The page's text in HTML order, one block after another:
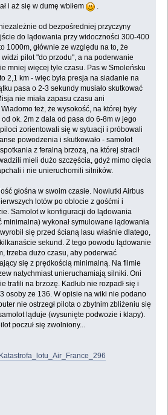
i aż się w dumę wbiłem .
od bezpośredniej przyczyny
do lądowania przy widoczności 300-400
1000m, głównie ze względu na to, że
pilot "do przodu", a na poderwanie
mniej więcej tyle czasu. Pas w Smoleńsku
2,1 km - więc była presja na siadanie na
pasa o 2-3 sekundy musiało skutkować
nie miała zapasu czasu ani
też, że wysokość, na której były
ok. 2m z dala od pasa do 6-8m w jego
zorientowali się w sytuacji i próbowali
powodzenia i skutkowało - samolot
z feralną brzozą, na której stracił
mieli dużo szczęścia, gdyż mimo cięcia
i nie unieruchomili silników.
głośna w swoim czasie. Nowiutki Airbus
lotów po oblocie z gośćmi i
Samolot w konfiguracji do lądowania
minimalna) wykonał symulowane lądowania
się przed ścianą lasu właśnie dlatego,
sekund. Z tego powodu lądowanie
trzeba dużo czasu, aby poderwać
się z prędkością minimalną. Na filmie
natychmiast unieruchamiają silniki. Oni
trafili na brzozę. Kadłub nie rozpadł się i
osoby ze 136. W opisie na wiki nie podano
nie ostrzegł pilota o zbytnim zbliżeniu się
ląduje (wysunięte podwozie i klapy).
poczuł się zwolniony...